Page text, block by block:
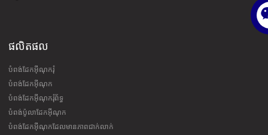
ផលិតផល
បំពង់ដែកអ៊ីណុករុំ
បំពង់ដែកអ៊ីណុក
បំពង់ដែកអ៊ីណុករុំព័ទ្ធ
បំពង់ប៉ូលាដែកអ៊ីណុក
បំពង់ដែកអ៊ីណុកដែលមានភាពជាក់លាក់